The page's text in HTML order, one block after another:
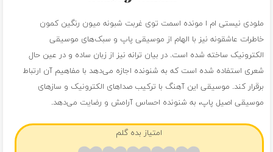
ملودی نیستی ام ا مونده اسمت توی غربت شبونه میون رنگین کمون
خاطرات عاشقونه نیز با الهام از موسیقی پاپ و سبک‌های موسیقی
الکترونیک ساخته شده است. در بیان ترانه نیز از زبان ساده و در عین حال
شعری استفاده شده است که به شنونده اجازه می‌دهد با مفاهیم آن ارتباط
برقرار کند. موسیقی این آهنگ با ترکیب صداهای الکترونیک و سازهای
موسیقی اصیل پاپ، به شنونده احساس آرامش و رضایت می‌دهد.
امتیاز بده گلم